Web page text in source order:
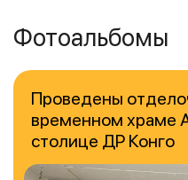
Фотоальбомы
Проведены
временном храме
столице ДР Конго